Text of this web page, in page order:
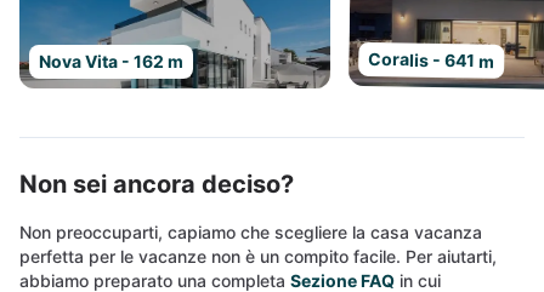
Nova Vita - 162 m Coralis - 641 m
Non sei ancora deciso?
Non preoccuparti, capiamo che scegliere la casa vacanza
perfetta per le vacanze non è un compito facile. Per aiutarti,
abbiamo preparato una completa Sezione FAQ in cui